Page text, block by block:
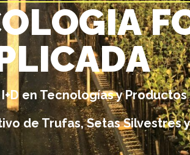
OLOGIA F
LICADA
en Tecnologías y Productos
de Trufas, Setas Silvestres